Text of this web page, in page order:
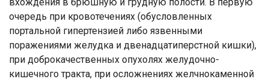
очередь при кровотечениях (обусловленных
портальной гипертензией либо язвенными
поражениями желудка и двенадцатиперстной кишки),
при доброкачественных опухолях желудочно-
кишечного тракта, при осложнениях желчнокаменной